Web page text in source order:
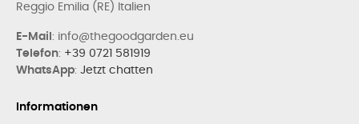
Reggio Emilia (RE) Italien
E-Mail : info@thegoodgarden.eu
Telefon: +39 0721 581919
WhatsApp: Jetzt chatten
Informationen